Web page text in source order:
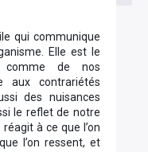
qui communique
Elle est le
de nos
aux contrariétés
des nuisances
le reflet de notre
à ce que l’on
l’on ressent, et